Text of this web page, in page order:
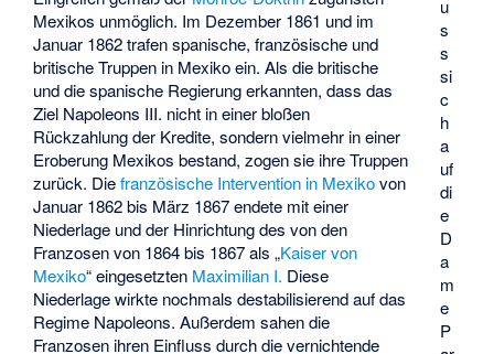
u
s
s
si
c
h
a
uf
di
e
D
a
m
e
P
Mexikos unmöglich. Im Dezember 1861 und im
Januar 1862 trafen spanische, französische und
britische Truppen in Mexiko ein. Als die britische
und die spanische Regierung erkannten, dass das
Ziel Napoleons III. nicht in einer bloßen
Rückzahlung der Kredite, sondern vielmehr in einer
Eroberung Mexikos bestand, zogen sie ihre Truppen
zurück. Diefranzösische Intervention in Mexikovon
Januar 1862 bis März 1867 endete mit einer
Niederlage und der Hinrichtung des von den
Franzosen von 1864 bis 1867 als „Kaiser von
Mexiko“ eingesetzten Maximilian I. Diese
Niederlage wirkte nochmals destabilisierend auf das
Regime Napoleons. Außerdem sahen die
Franzosen ihren Einfluss durch die vernichtende